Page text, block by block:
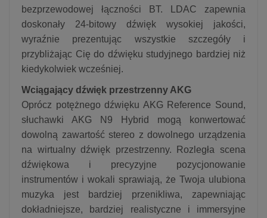
bezprzewodowej łączności BT. LDAC zapewnia
doskonały 24-bitowy dźwięk wysokiej jakości,
wyraźnie prezentując wszystkie szczegóły i
przybliżając Cię do dźwięku studyjnego bardziej niż
kiedykolwiek wcześniej.
Wciągający dźwięk przestrzenny AKG
Oprócz potężnego dźwięku AKG Reference Sound,
słuchawki AKG N9 Hybrid mogą konwertować
dowolną zawartość stereo z dowolnego urządzenia
na wirtualny dźwięk przestrzenny. Rozległa scena
dźwiękowa i precyzyjne pozycjonowanie
instrumentów i wokali sprawiają, że Twoja ulubiona
muzyka jest bardziej przenikliwa, zapewniając
dokładniejsze, bardziej realistyczne i immersyjne